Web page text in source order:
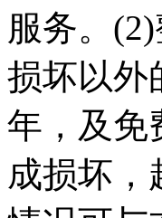
服务。
损坏以外
年，及免
成损坏，